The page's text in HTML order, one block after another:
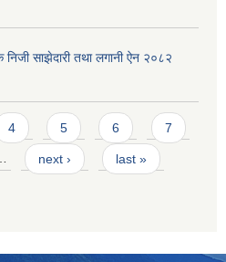
निजी साझेदारी तथा लगानी ऐन २०८२
4 5 6 7
next › last »